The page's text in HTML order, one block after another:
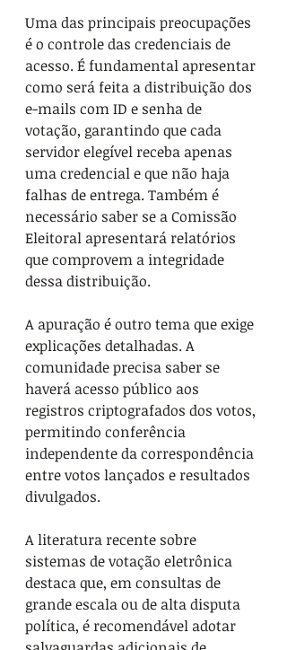
Uma das principais preocupações
é o controle das credenciais de
acesso. É fundamental apresentar
como será feita a distribuição dos
e-mails com ID e senha de
votação, garantindo que cada
servidor elegível receba apenas
uma credencial e que não haja
falhas de entrega. Também é
necessário saber se a Comissão
Eleitoral apresentará relatórios
que comprovem a integridade
dessa distribuição.
A apuração é outro tema que exige
explicações detalhadas. A
comunidade precisa saber se
haverá acesso público aos
registros criptografados dos votos,
permitindo conferência
independente da correspondência
entre votos lançados e resultados
divulgados.
A literatura recente sobre
sistemas de votação eletrônica
destaca que, em consultas de
grande escala ou de alta disputa
política, é recomendável adotar